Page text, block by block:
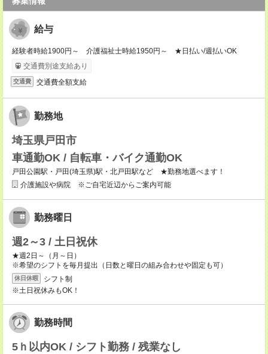
給与
経験者時給1900円～ 介護福祉士時給1950円～ ★日払い/週払いOK
交通費別途支給あり
交通費 交通費全額支給
勤務地
埼玉県戸田市
車通勤OK / 自転車・バイク通勤OK
戸田公園駅・戸田(埼玉県)駅・北戸田駅など ★勤務地選べます！
介護施設や病院 ※ご自宅近辺からご案内可能
勤務曜日
週2～3 / 土日祝休
★週2日～（月～日）
※希望のシフトを毎月提出（日数と曜日の組み合わせや固定も可）
休日休暇
シフト制
※土日祝休みもOK！
勤務時間
5ｈ以内OK / シフト勤務 / 残業なし